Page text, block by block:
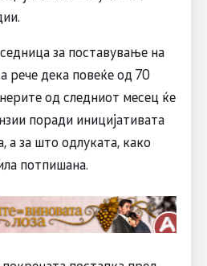
за поставување на
рече дека повеќе од 70
од следниот месец ќе
поради иницијативата
а за што одлуката, како
потпишана.